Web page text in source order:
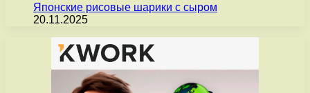
Японские рисовые шарики с сыром
20.11.2025